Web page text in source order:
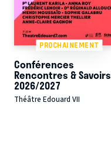
PROCHAINEMENT
Conférences
Rencontres & Savoirs
2026/2027
Théâtre Edouard VII